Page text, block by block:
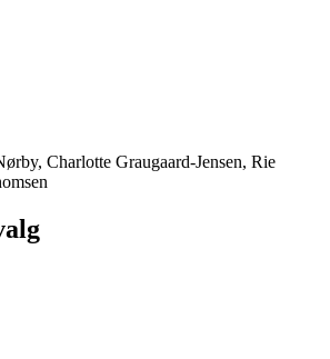
Charlotte Graugaard-Jensen, Rie